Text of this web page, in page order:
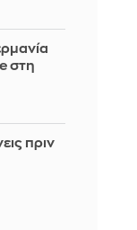
στη
πριν